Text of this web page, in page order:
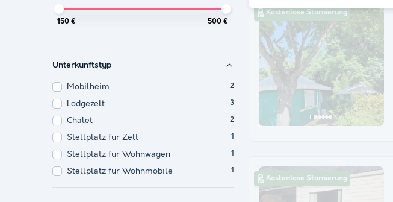
150 € 500 €
Unterkunftstyp
Mobilheim 2
Lodgezelt 3
Chalet 2
Stellplatz für Zelt 1
Stellplatz für Wohnwagen 1
Stellplatz für Wohnmobile 1
Kostenlose Stornierung
Kostenlose Stornierung